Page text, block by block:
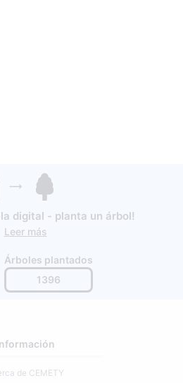
digital - planta un árbol!
Leer más
Árboles plantados
1396
de CEMETY